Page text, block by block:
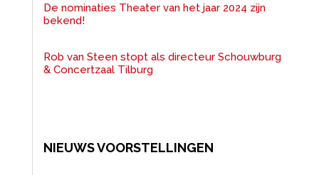
De nominaties Theater van het jaar 2024 zijn
bekend!
Rob van Steen stopt als directeur Schouwburg
& Concertzaal Tilburg
NIEUWS VOORSTELLINGEN